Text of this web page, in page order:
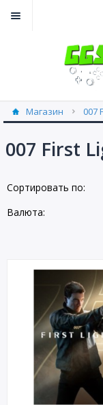
Магазин 007
007 First
Сортировать по:
Валюта: